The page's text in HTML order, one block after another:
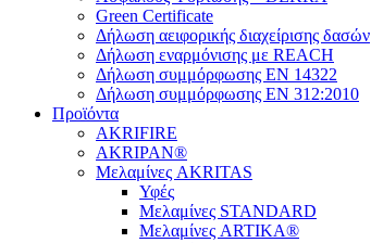
Green Certificate
Δήλωση αειφορικής διαχείρισης δασών
Δήλωση εναρμόνισης με REACH
Δήλωση συμμόρφωσης EN 14322
Δήλωση συμμόρφωσης EN 312:2010
Προϊόντα
AKRIFIRE
AKRIPAN®
Μελαμίνες AKRITAS
Υφές
Μελαμίνες STANDARD
Μελαμίνες ARTIKA®